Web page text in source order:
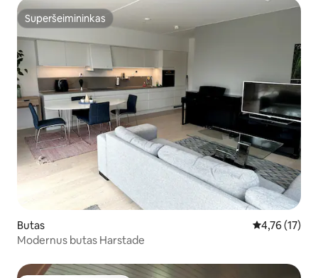
Superšeimininkas
Superšeimininkas
Butas Vidutinis
4,76 (17)
Modernus butas Harstade